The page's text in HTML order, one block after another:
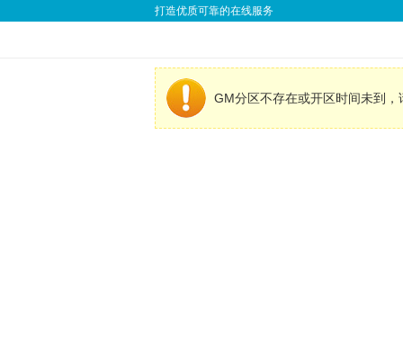
打造优质可靠的在线服务
GM分区不存在或开区时间未到，